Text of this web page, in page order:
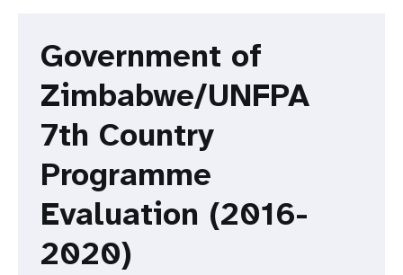
Government of
Zimbabwe/UNFPA
7th Country
Programme
Evaluation (2016-
2020)